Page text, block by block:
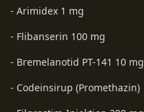
- Arimidex 1 mg
- Flibanserin 100 mg
- Bremelanotid PT-141 10 mg
- Codeinsirup (Promethazin)